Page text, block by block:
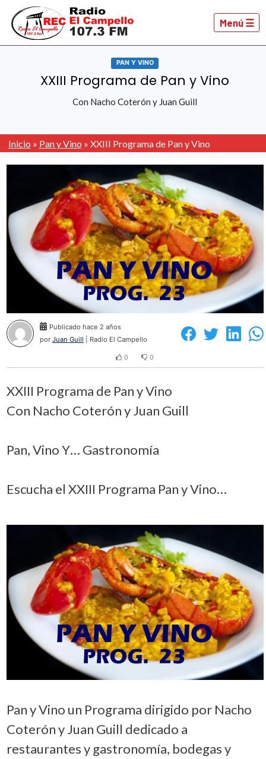
Menú ☰
PAN Y VINO
XXIII Programa de Pan y Vino
Con Nacho Coterón y Juan Guill
Inicio » Pan y Vino » XXIII Programa de Pan y Vino
Publicado hace 2 años
por Juan Guill | Radio El Campello
0 0
XXIII Programa de Pan y Vino
Con Nacho Coterón y Juan Guill
Pan, Vino Y… Gastronomía
Escucha el XXIII Programa Pan y Vino…
Pan y Vino un Programa dirigido por Nacho
Coterón y Juan Guill dedicado a
restaurantes y gastronomía, bodegas y